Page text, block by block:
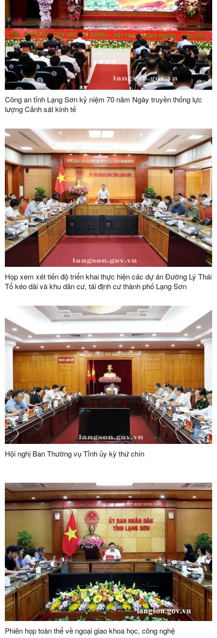
Công an tỉnh Lạng Sơn kỷ niệm 70 năm Ngày truyền thống lực
lượng Cảnh sát kinh tế
Họp xem xét tiến độ triển khai thực hiện các dự án Đường Lý Thái
Tổ kéo dài và khu dân cư, tái định cư thành phố Lạng Sơn
Hội nghị Ban Thường vụ Tỉnh ủy kỳ thứ chín
Phiên họp toàn thể về ngoại giao khoa học, công nghệ